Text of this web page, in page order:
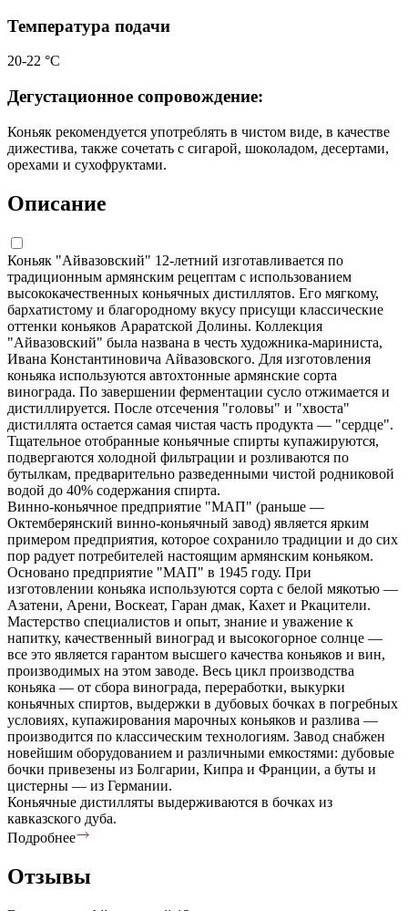
Температура подачи
20-22 °С
Дегустационное сопровождение:
Коньяк рекомендуется употреблять в чистом виде, в качестве
дижестива, также сочетать с сигарой, шоколадом, десертами,
орехами и сухофруктами.
Описание
Коньяк "Айвазовский" 12-летний изготавливается по
традиционным армянским рецептам с использованием
высококачественных коньячных дистиллятов. Его мягкому,
бархатистому и благородному вкусу присущи классические
оттенки коньяков Араратской Долины. Коллекция
"Айвазовский" была названа в честь художника-мариниста,
Ивана Константиновича Айвазовского. Для изготовления
коньяка используются автохтонные армянские сорта
винограда. По завершении ферментации сусло отжимается и
дистиллируется. После отсечения "головы" и "хвоста"
дистиллята остается самая чистая часть продукта — "сердце".
Тщательное отобранные коньячные спирты купажируются,
подвергаются холодной фильтрации и розливаются по
бутылкам, предварительно разведенными чистой родниковой
водой до 40% содержания спирта.
Винно-коньячное предприятие "МАП" (раньше —
Октемберянский винно-коньячный завод) является ярким
примером предприятия, которое сохранило традиции и до сих
пор радует потребителей настоящим армянским коньяком.
Основано предприятие "МАП" в 1945 году. При
изготовлении коньяка используются сорта с белой мякотью —
Азатени, Арени, Воскеат, Гаран дмак, Кахет и Ркацители.
Мастерство специалистов и опыт, знание и уважение к
напитку, качественный виноград и высокогорное солнце —
все это является гарантом высшего качества коньяков и вин,
производимых на этом заводе. Весь цикл производства
коньяка — от сбора винограда, переработки, выкурки
коньячных спиртов, выдержки в дубовых бочках в погребных
условиях, купажирования марочных коньяков и разлива —
производится по классическим технологиям. Завод снабжен
новейшим оборудованием и различными емкостями: дубовые
бочки привезены из Болгарии, Кипра и Франции, а буты и
цистерны — из Германии.
Коньячные дистилляты выдерживаются в бочках из
кавказского дуба.
Подробнее
Отзывы